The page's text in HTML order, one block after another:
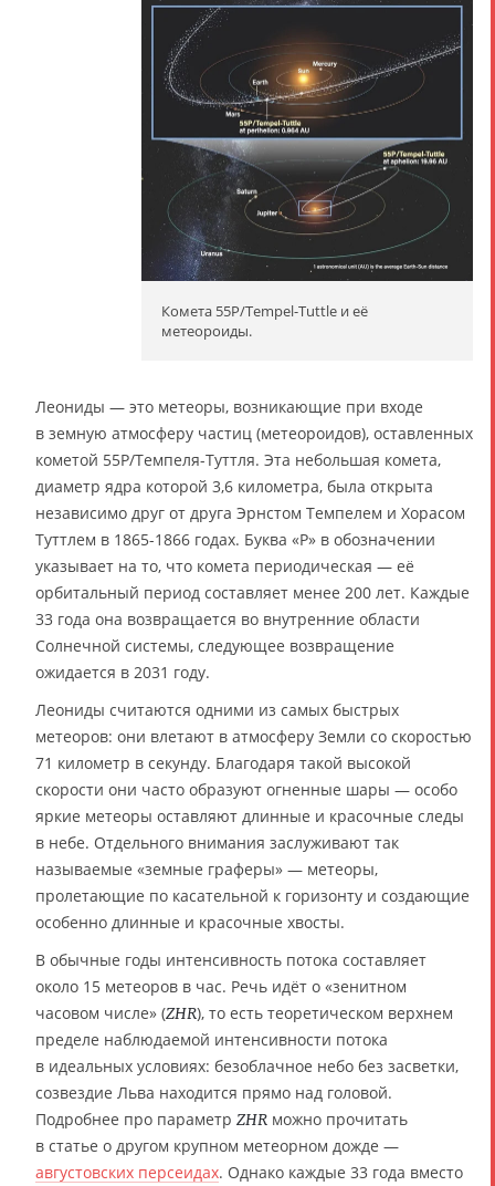
Комета 55P/Tempel-Tuttle и её
метеороиды.
Леониды — это метеоры, возникающие при входе
в земную атмосферу частиц (метеороидов), оставленных
кометой 55P/Темпеля-Туттля. Эта небольшая комета,
диаметр ядра которой 3,6 километра, была открыта
независимо друг от друга Эрнстом Темпелем и Хорасом
Туттлем в 1865-1866 годах. Буква «P» в обозначении
указывает на то, что комета периодическая — её
орбитальный период составляет менее 200 лет. Каждые
33 года она возвращается во внутренние области
Солнечной системы, следующее возвращение
ожидается в 2031 году.
Леониды считаются одними из самых быстрых
метеоров: они влетают в атмосферу Земли со скоростью
71 километр в секунду. Благодаря такой высокой
скорости они часто образуют огненные шары — особо
яркие метеоры оставляют длинные и красочные следы
в небе. Отдельного внимания заслуживают так
называемые «земные граферы» — метеоры,
пролетающие по касательной к горизонту и создающие
особенно длинные и красочные хвосты.
В обычные годы интенсивность потока составляет
около 15 метеоров в час. Речь идёт о «зенитном
часовом числе» (ZHR), то есть теоретическом верхнем
пределе наблюдаемой интенсивности потока
в идеальных условиях: безоблачное небо без засветки,
созвездие Льва находится прямо над головой.
Подробнее про параметр ZHR можно прочитать
в статье о другом крупном метеорном дожде —
августовских персеидах. Однако каждые 33 года вместо